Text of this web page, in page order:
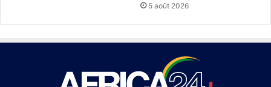
5 août 2026